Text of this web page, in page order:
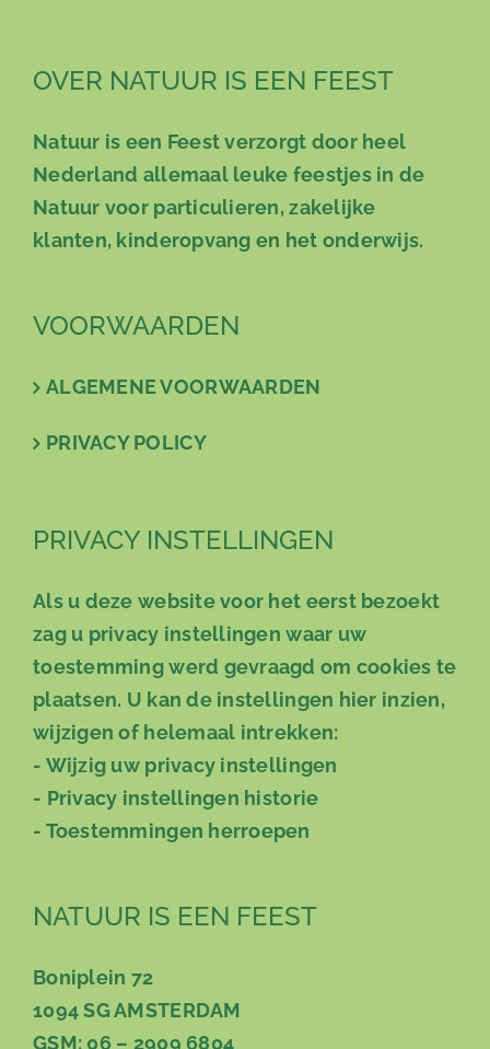
OVER NATUUR IS EEN FEEST
Natuur is een Feest verzorgt door heel
Nederland allemaal leuke feestjes in de
Natuur voor particulieren, zakelijke
klanten, kinderopvang en het onderwijs.
VOORWAARDEN
ALGEMENE VOORWAARDEN
PRIVACY POLICY
PRIVACY INSTELLINGEN
Als u deze website voor het eerst bezoekt
zag u privacy instellingen waar uw
toestemming werd gevraagd om cookies te
plaatsen. U kan de instellingen hier inzien,
wijzigen of helemaal intrekken:
- Wijzig uw privacy instellingen
- Privacy instellingen historie
- Toestemmingen herroepen
NATUUR IS EEN FEEST
Boniplein 72
1094 SG AMSTERDAM
GSM: 06 – 2909 6804